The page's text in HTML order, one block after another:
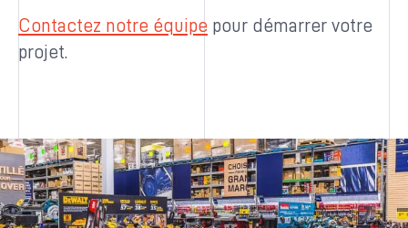
Contactez notre équipe pour démarrer votre
projet.